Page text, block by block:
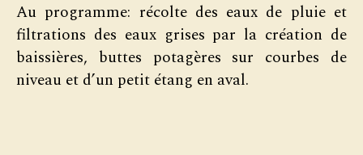
Au programme: récolte des eaux de pluie et
filtrations des eaux grises par la création de
baissières, buttes potagères sur courbes de
niveau et d’un petit étang en aval.